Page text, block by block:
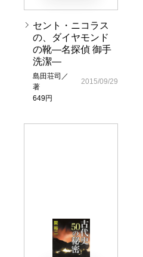
セント・ニコラス
の、ダイヤモンド
の靴―名探偵 御手
洗潔―
島田荘司／
著
649円
2015/09/29